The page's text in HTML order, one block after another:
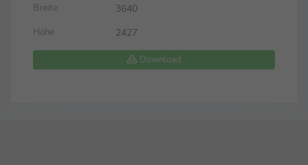
Breite 3640
Höhe 2427
Download